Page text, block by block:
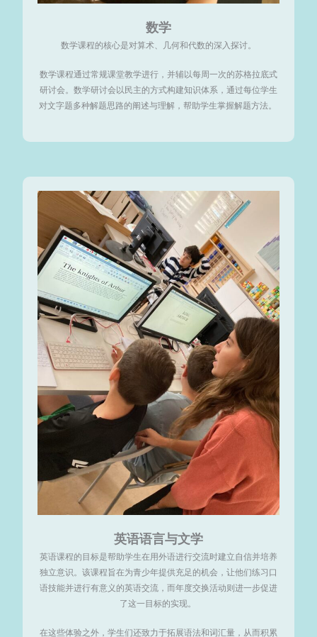
数学
数学课程的核心是对算术、几何和代数的深入探讨。
数学课程通过常规课堂教学进行，并辅以每周一次的苏格拉底式
研讨会。数学研讨会以民主的方式构建知识体系，通过每位学生
对文字题多种解题思路的阐述与理解，帮助学生掌握解题方法。
英语语言与文学
英语课程的目标是帮助学生在用外语进行交流时建立自信并培养
独立意识。该课程旨在为青少年提供充足的机会，让他们练习口
语技能并进行有意义的英语交流，而年度交换活动则进一步促进
了这一目标的实现。
在这些体验之外，学生们还致力于拓展语法和词汇量，从而积累